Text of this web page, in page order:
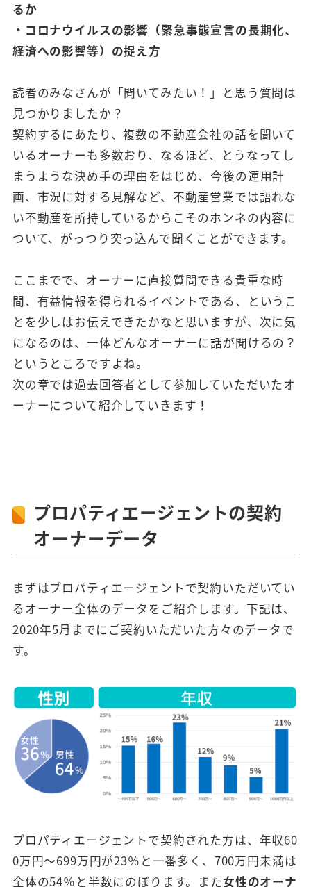
るか
・コロナウイルスの影響（緊急事態宣言の長期化、
経済への影響等）の捉え方
読者のみなさんが「聞いてみたい！」と思う質問は
見つかりましたか？
契約するにあたり、複数の不動産会社の話を聞いて
いるオーナーも多数おり、なるほど、とうなってし
まうような決め手の理由をはじめ、今後の運用計
画、市況に対する見解など、不動産営業では語れな
い不動産を所持しているからこそのホンネの内容に
ついて、がっつり突っ込んで聞くことができます。
ここまでで、オーナーに直接質問できる貴重な時
間、有益情報を得られるイベントである、というこ
とを少しはお伝えできたかなと思いますが、次に気
になるのは、一体どんなオーナーに話が聞けるの？
というところですよね。
次の章では過去回答者として参加していただいたオ
ーナーについて紹介していきます！
プロパティエージェントの契約
オーナーデータ
まずはプロパティエージェントで契約いただいてい
るオーナー全体のデータをご紹介します。下記は、
2020年5月までにご契約いただいた方々のデータで
す。
プロパティエージェントで契約された方は、年収60
0万円～699万円が23％と一番多く、700万円未満は
全体の54％と半数にのぼります。また女性のオーナ